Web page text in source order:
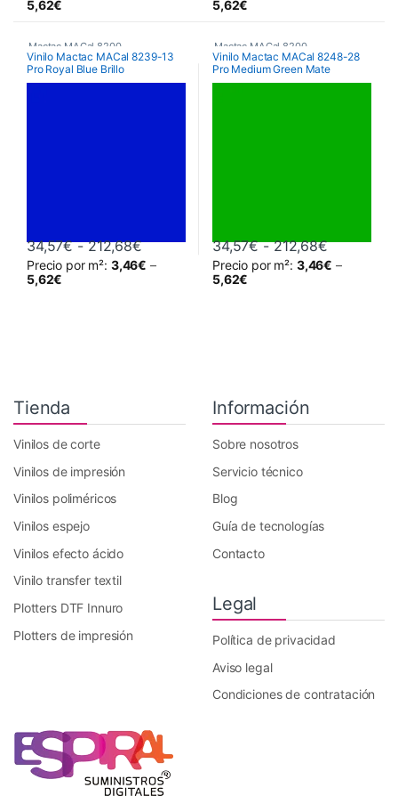
5,62€
5,62€
Mactac MACal 8200
Vinilo Mactac MACal 8239-13
Pro Royal Blue Brillo
34,57€ - 212,68€Rango de precios: desde 34,57€
Precio por m²: 3,46€ –
5,62€
Este producto tiene múltiples variantes. Las opciones se
Mactac MACal 8200
Vinilo Mactac MACal 8248-28
Pro Medium Green Mate
34,57€ - 212,68€Rango de
Precio por m²: 3,46€ –
5,62€
Este producto tiene múltiples
Tienda
Vinilos de corte
Vinilos de impresión
Vinilos poliméricos
Vinilos espejo
Vinilos efecto ácido
Vinilo transfer textil
Plotters DTF Innuro
Plotters de impresión
Información
Sobre nosotros
Servicio técnico
Blog
Guía de tecnologías
Contacto
Legal
Política de privacidad
Aviso legal
Condiciones de contratación